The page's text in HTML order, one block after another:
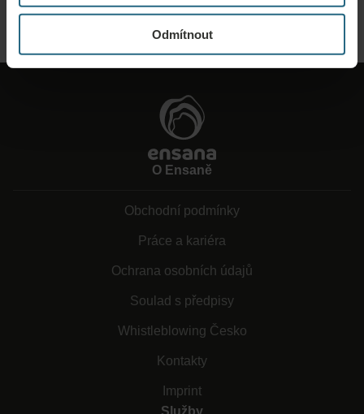
Odmítnout
ODESLAT POPTÁVKU
O Ensaně
Obchodní podmínky
Práce a kariéra
Ochrana osobních údajů
Soulad s předpisy
Whistleblowing Česko
Kontakty
Imprint